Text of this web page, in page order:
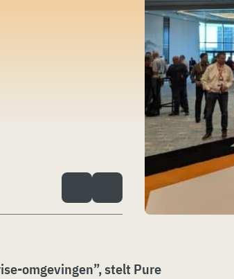
omgevingen”, stelt Pure